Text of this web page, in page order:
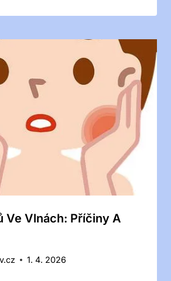
Ve Vlnách: Příčiny A
1. 4. 2026